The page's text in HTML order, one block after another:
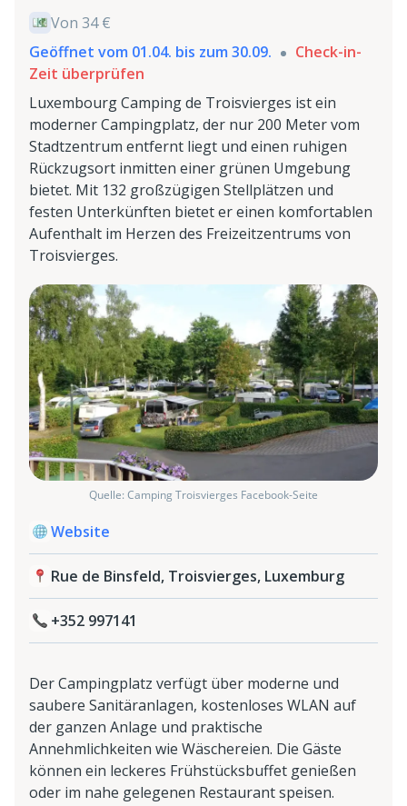
Von 34 €
Geöffnet vom 01.04. bis zum 30.09.
Check-in-
Zeit überprüfen
Luxembourg Camping de Troisvierges ist ein
moderner Campingplatz, der nur 200 Meter vom
Stadtzentrum entfernt liegt und einen ruhigen
Rückzugsort inmitten einer grünen Umgebung
bietet. Mit 132 großzügigen Stellplätzen und
festen Unterkünften bietet er einen komfortablen
Aufenthalt im Herzen des Freizeitzentrums von
Troisvierges.
Quelle: Camping Troisvierges Facebook-Seite
Website
Rue de Binsfeld, Troisvierges, Luxemburg
+352 997141
Der Campingplatz verfügt über moderne und
saubere Sanitäranlagen, kostenloses WLAN auf
der ganzen Anlage und praktische
Annehmlichkeiten wie Wäschereien. Die Gäste
können ein leckeres Frühstücksbuffet genießen
oder im nahe gelegenen Restaurant speisen.